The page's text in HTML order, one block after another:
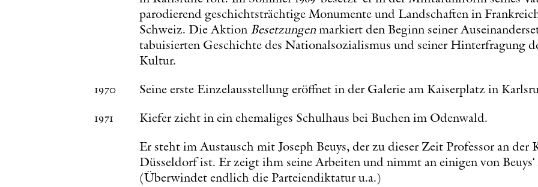
parodierend geschichtsträchtige Monumente und Landschaften in
Schweiz. Die AktionBesetzungenmarkiert den Beginn seiner
tabuisierten Geschichte des Nationalsozialismus und seiner Hinterfragung
Kultur.
1970
Seine erste Einzelausstellung eröffnet in der Galerie am Kaiserplatz in
1971
Kiefer zieht in ein ehemaliges Schulhaus bei Buchen im Odenwald.
Er steht im Austausch mit Joseph Beuys, der zu dieser Zeit Professor an der
Düsseldorf ist. Er zeigt ihm seine Arbeiten und nimmt an einigen von
(Überwindet endlich die Parteiendiktatur u.a.)